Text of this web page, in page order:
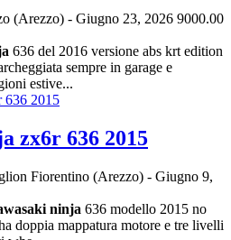
(Arezzo) - Giugno 23, 2026 9000.00
636 del 2016 versione abs krt edition
sempre in garage e
estive...
zx6r 636 2015
Fiorentino (Arezzo) - Giugno 9,
ninja 636 modello 2015 no
doppia mappatura motore e tre livelli